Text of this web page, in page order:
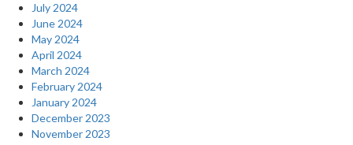
July 2024
June 2024
May 2024
April 2024
March 2024
February 2024
January 2024
December 2023
November 2023